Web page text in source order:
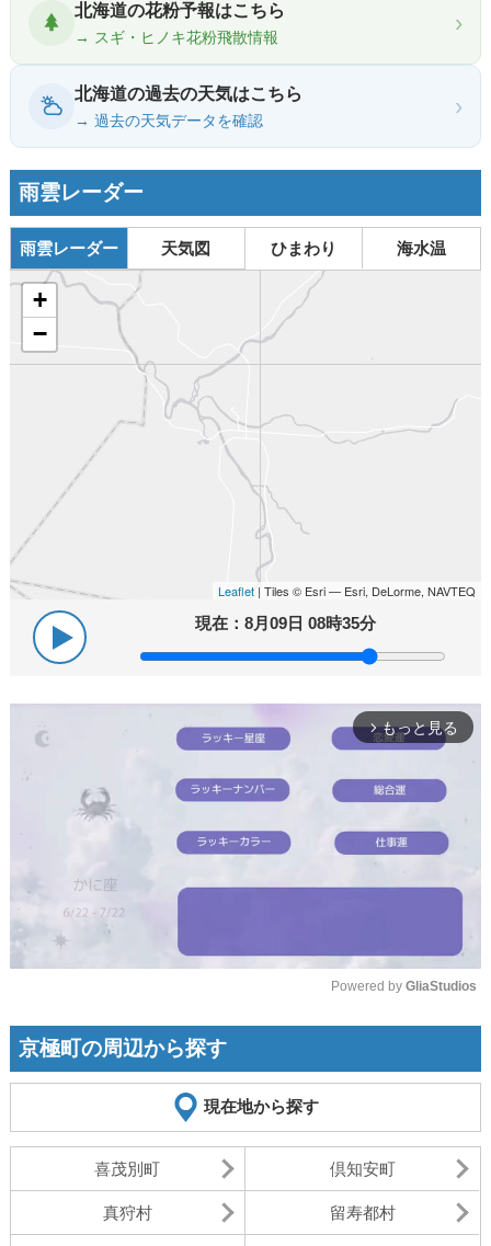
北海道の花粉予報はこちら
→ スギ・ヒノキ花粉飛散情報
›
北海道の過去の天気はこちら
→ 過去の天気データを確認
›
雨雲レーダー
雨雲レーダー 天気図 ひまわり 海水温
+
−
Leaflet | Tiles © Esri — Esri, DeLorme, NAVTEQ
現在：8月09日 08時35分
arrow_forward_ios もっと見る
Mute
Powered by GliaStudios
京極町の周辺から探す
現在地から探す
喜茂別町 倶知安町
真狩村 留寿都村